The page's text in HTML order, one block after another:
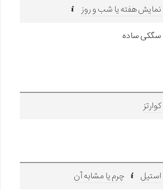
نمایش هفته یا شب و روز
سگکی ساده
کوارتز
استیل چرم یا مشابه آن